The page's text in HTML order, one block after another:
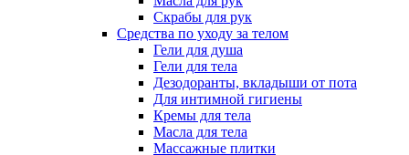
Скрабы для рук
Средства по уходу за телом
Гели для душа
Гели для тела
Дезодоранты, вкладыши от пота
Для интимной гигиены
Кремы для тела
Масла для тела
Массажные плитки